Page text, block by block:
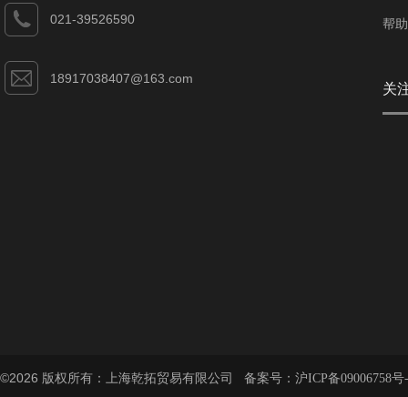
021-39526590
18917038407@163.com
帮
关
©2026 版权所有：上海乾拓贸易有限公司 备案号： 沪ICP备09006758号